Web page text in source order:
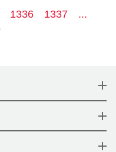
1336 1337
...